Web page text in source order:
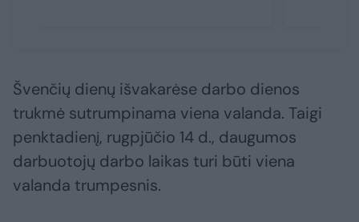
Švenčių dienų išvakarėse darbo dienos
trukmė sutrumpinama viena valanda. Taigi
penktadienį, rugpjūčio 14 d., daugumos
darbuotojų darbo laikas turi būti viena
valanda trumpesnis.